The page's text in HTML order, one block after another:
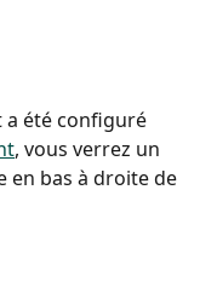
a été configuré
, vous verrez un
en bas à droite de